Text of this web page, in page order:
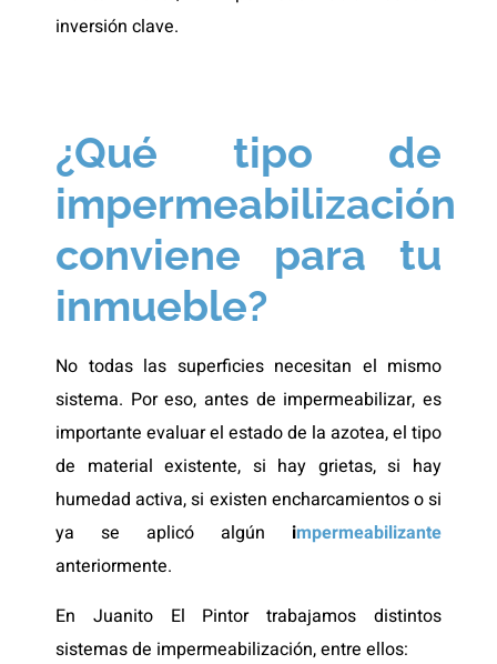
inversión clave.
¿Qué tipo de
impermeabilización
conviene para tu
inmueble?
No todas las superficies necesitan el mismo
sistema. Por eso, antes de impermeabilizar, es
importante evaluar el estado de la azotea, el tipo
de material existente, si hay grietas, si hay
humedad activa, si existen encharcamientos o si
ya se aplicó algún impermeabilizante
anteriormente.
En Juanito El Pintor trabajamos distintos
sistemas de impermeabilización, entre ellos: